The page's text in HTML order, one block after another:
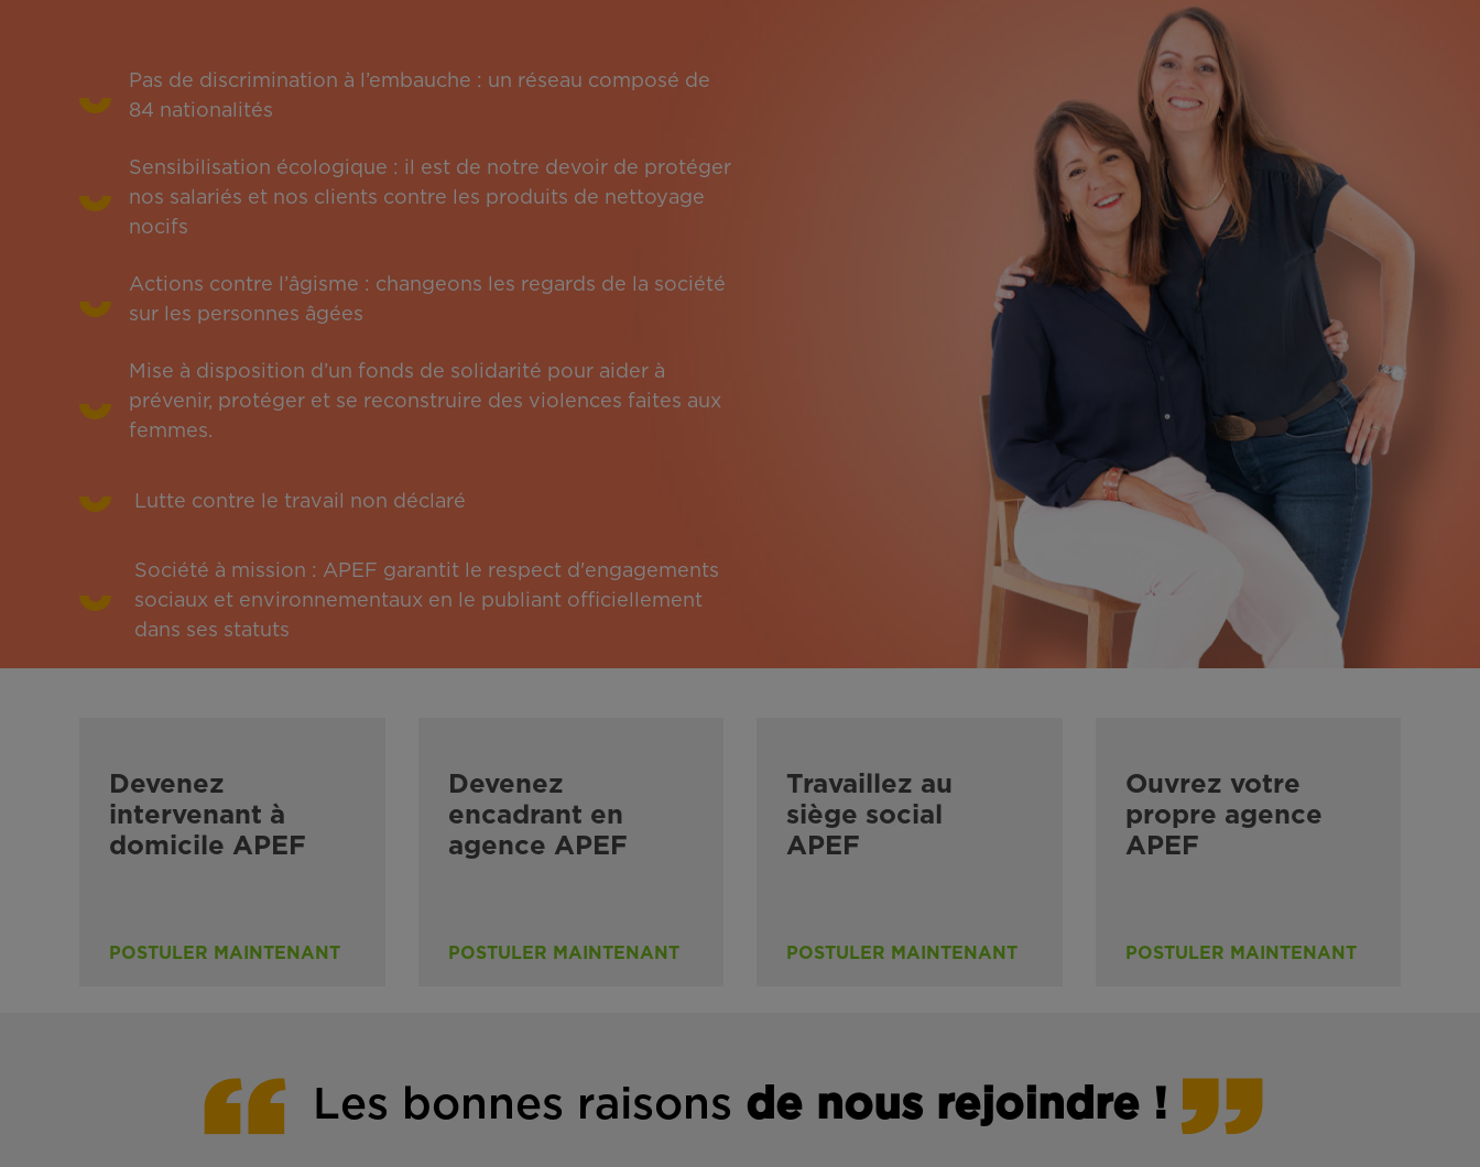
Pas de discrimination à l’embauche : un réseau composé de
84 nationalités
Sensibilisation écologique : il est de notre devoir de protéger
nos salariés et nos clients contre les produits de nettoyage
nocifs
Actions contre l’âgisme : changeons les regards de la société
sur les personnes âgées
Mise à disposition d’un fonds de solidarité pour aider à
prévenir, protéger et se reconstruire des violences faites aux
femmes.
Lutte contre le travail non déclaré
Société à mission : APEF garantit le respect d'engagements
sociaux et environnementaux en le publiant officiellement
dans ses statuts
Devenez
intervenant à
domicile APEF
POSTULER MAINTENANT
Devenez
encadrant en
agence APEF
POSTULER MAINTENANT
Travaillez au
siège social
APEF
POSTULER MAINTENANT
Ouvrez votre
propre agence
APEF
POSTULER MAINTENANT
Les bonnes raisons de nous rejoindre !